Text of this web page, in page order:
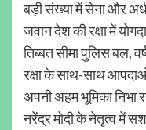
बड़ी संख्या में सेना और
जवान देश की रक्षा में
तिब्बत सीमा पुलिस बल,
रक्षा के साथ-साथ
अपनी अहम भूमिका निभा
नरेंद्र मोदी के नेतृत्व में